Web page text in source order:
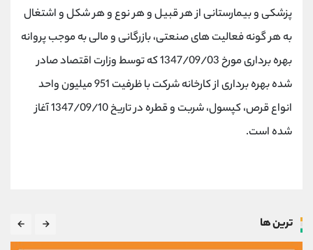
پزشکی و بیمارستانی از هر قبیل و هر نوع و هر شکل و اشتغال
به هر گونه فعالیت های صنعتی، بازرگانی و مالی به موجب پروانه
بهره برداری مورخ 1347/09/03 که توسط وزارت اقتصاد صادر
شده بهره برداری از کارخانه شرکت با ظرفیت 951 میلیون واحد
انواع قرص، کپسول، شربت و قطره در تاریخ 1347/09/10 آغاز
شده است.
ترین ها